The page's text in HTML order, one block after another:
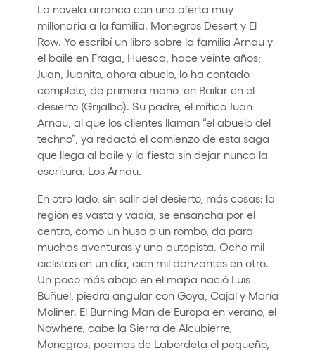
La novela arranca con una oferta muy
millonaria a la familia. Monegros Desert y El
Row. Yo escribí un libro sobre la familia Arnau y
el baile en Fraga, Huesca, hace veinte años;
Juan, Juanito, ahora abuelo, lo ha contado
completo, de primera mano, en Bailar en el
desierto (Grijalbo). Su padre, el mítico Juan
Arnau, al que los clientes llaman “el abuelo del
techno”, ya redactó el comienzo de esta saga
que llega al baile y la fiesta sin dejar nunca la
escritura. Los Arnau.
En otro lado, sin salir del desierto, más cosas: la
región es vasta y vacía, se ensancha por el
centro, como un huso o un rombo, da para
muchas aventuras y una autopista. Ocho mil
ciclistas en un día, cien mil danzantes en otro.
Un poco más abajo en el mapa nació Luis
Buñuel, piedra angular con Goya, Cajal y María
Moliner. El Burning Man de Europa en verano, el
Nowhere, cabe la Sierra de Alcubierre,
Monegros, poemas de Labordeta el pequeño,